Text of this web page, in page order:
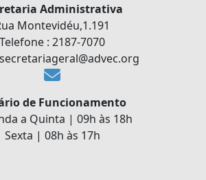
Administrativa
Montevidéu,1.191
Telefone : 2187-7070
de Funcionamento
a Quinta | 09h às 18h
Sexta | 08h às 17h